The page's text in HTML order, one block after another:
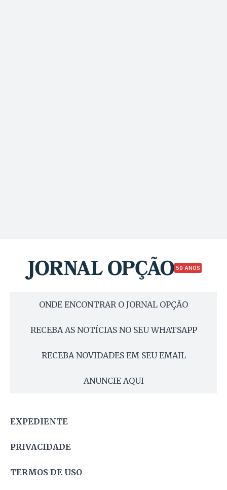
50 ANOS
ONDE ENCONTRAR O JORNAL OPÇÃO
RECEBA AS NOTÍCIAS NO SEU WHATSAPP
RECEBA NOVIDADES EM SEU EMAIL
ANUNCIE AQUI
EXPEDIENTE
PRIVACIDADE
TERMOS DE USO